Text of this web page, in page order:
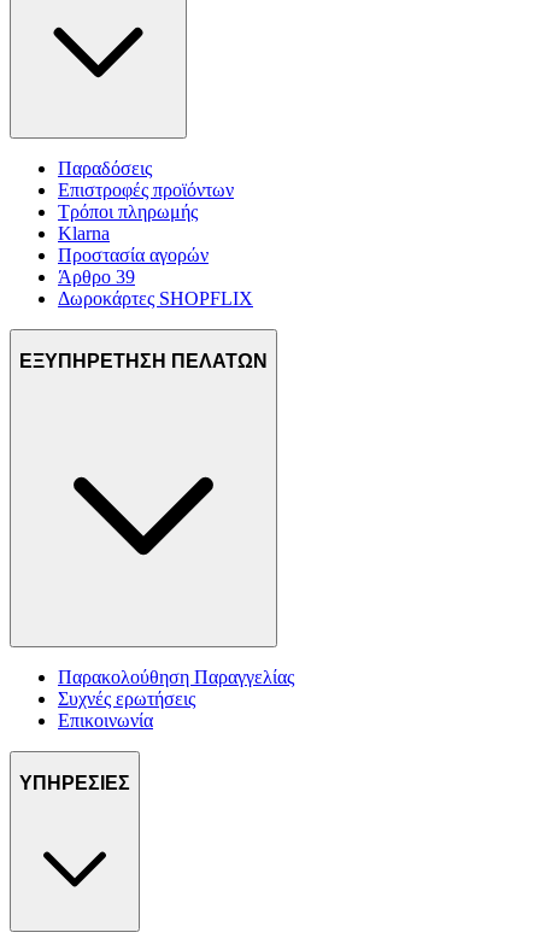
Παραδόσεις
Επιστροφές προϊόντων
Τρόποι πληρωμής
Klarna
Προστασία αγορών
Άρθρο 39
Δωροκάρτες SHOPFLIX
ΕΞΥΠΗΡΕΤΗΣΗ ΠΕΛΑΤΩΝ
Παρακολούθηση Παραγγελίας
Συχνές ερωτήσεις
Επικοινωνία
ΥΠΗΡΕΣΙΕΣ